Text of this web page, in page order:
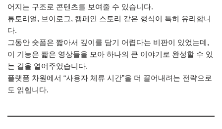
어지는 구조로 콘텐츠를 보여줄 수 있습니다.
튜토리얼, 브이로그, 캠페인 스토리 같은 형식이 특히 유리합니
다.
그동안 숏폼은 짧아서 깊이를 담기 어렵다는 비판이 있었는데,
이 기능은 짧은 영상들을 모아 하나의 큰 이야기로 완성할 수 있
는 길을 열어주었습니다.
플랫폼 차원에서 “사용자 체류 시간”을 더 끌어내려는 전략으로
도 읽힙니다.